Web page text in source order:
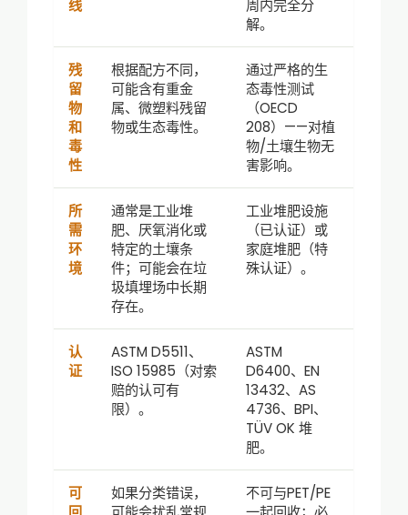
线
周内完全分
解。
残
留
物
和
毒
性
根据配方不同，
可能含有重金
属、微塑料残留
物或生态毒性。
通过严格的生
态毒性测试
（OECD
208）——对植
物/土壤生物无
害影响。
所
需
环
境
通常是工业堆
肥、厌氧消化或
特定的土壤条
件；可能会在垃
圾填埋场中长期
存在。
工业堆肥设施
（已认证）或
家庭堆肥（特
殊认证）。
认
证
ASTM D5511、
ISO 15985（对索
赔的认可有
限）。
ASTM
D6400、EN
13432、AS
4736、BPI、
TÜV OK 堆
肥。
可
如果分类错误，
不可与PET/PE